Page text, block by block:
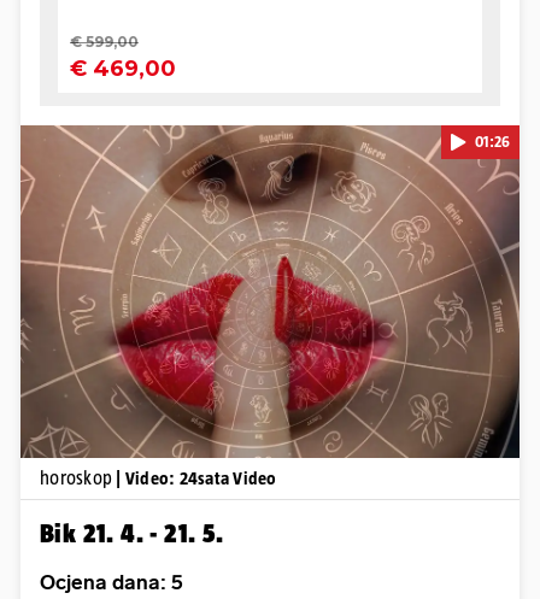
Pokretanje videa...
01:26
horoskop | Video: 24sata Video
Bik 21. 4. - 21. 5.
Ocjena dana: 5